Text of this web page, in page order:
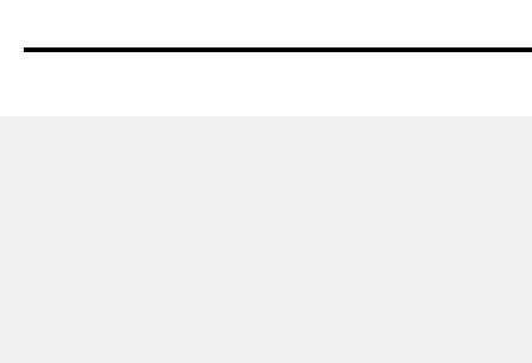
Oldtimer-